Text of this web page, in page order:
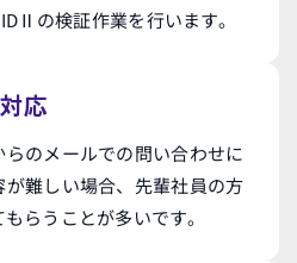
の検証作業を行います。
応
のメールでの問い合わせに
難しい場合、先輩社員の方
らうことが多いです。